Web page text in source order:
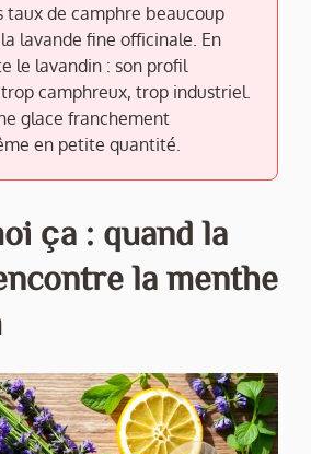
taux de camphre beaucoup
lavande fine officinale. En
le lavandin : son profil
camphreux, trop industriel.
glace franchement
en petite quantité.
ça : quand la
la menthe